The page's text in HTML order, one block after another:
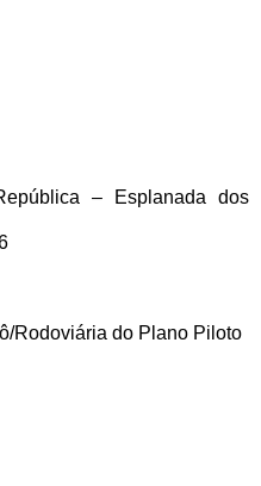
– Esplanada dos
Rodoviária do Plano Piloto